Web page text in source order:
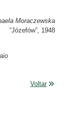
Moraczewska
“Józefów”, 1948
Voltar